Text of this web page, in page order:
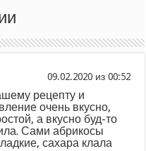
из
рецепту и
очень вкусно,
а вкусно буд-то
Сами абрикосы
сахара клала